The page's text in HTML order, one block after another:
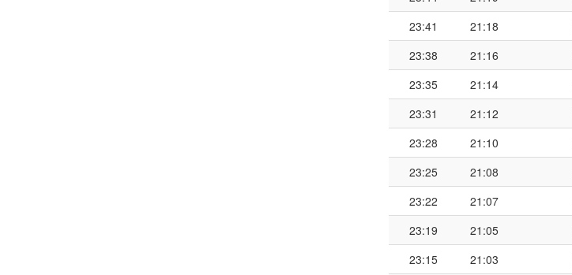
21:18
23:41
21:16
23:38
21:14
23:35
21:12
23:31
21:10
23:28
21:08
23:25
21:07
23:22
21:05
23:19
21:03
23:15